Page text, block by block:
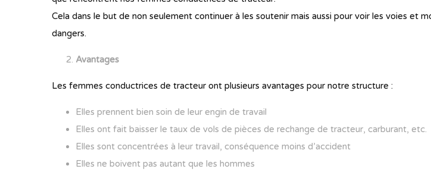
Cela dans le but de non seulement continuer à les soutenir mais aussi pour voir les voies et
dangers.
Avantages
Les femmes conductrices de tracteur ont plusieurs avantages pour notre structure :
Elles prennent bien soin de leur engin de travail
Elles ont fait baisser le taux de vols de pièces de rechange de tracteur, carburant, etc.
Elles sont concentrées à leur travail, conséquence moins d’accident
Elles ne boivent pas autant que les hommes